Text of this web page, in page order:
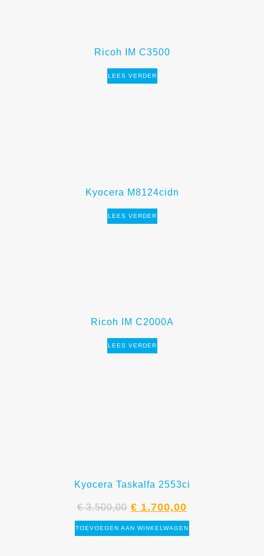
Ricoh IM C3500
LEES VERDER
Kyocera M8124cidn
LEES VERDER
Ricoh IM C2000A
LEES VERDER
Kyocera Taskalfa 2553ci
€3.500,00 € 1.700,00
TOEVOEGEN AAN WINKELWAGEN